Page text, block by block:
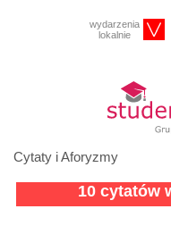
wydarzenia
lokalnie
Cytaty i Aforyzmy
10 cytatów